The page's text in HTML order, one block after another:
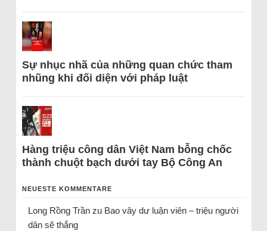
Sự nhục nhã của những quan chức tham
nhũng khi đối diện với pháp luật
Hàng triệu công dân Việt Nam bỗng chốc
thành chuột bạch dưới tay Bộ Công An
NEUESTE KOMMENTARE
Long Rồng Trầnzu Bao vây dư luận viên – triệu người
dân sẽ thắng